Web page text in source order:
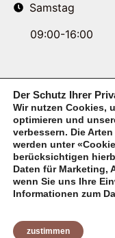
Samstag
09:00-16:00
Der Schutz Ihrer
Wir nutzen Cookies,
optimieren und
verbessern. Die
werden unter
berücksichtigen
Daten für Marketing,
wenn Sie uns Ihre
Informationen zum
zustimmen